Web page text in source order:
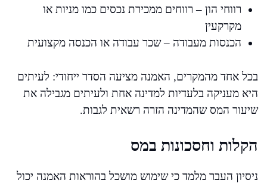
רווחי הון – רווחים ממכירת נכסים כמו מניות או
מקרקעין
הכנסות מעבודה – שכר עבודה או הכנסה מקצועית
בכל אחד מהמקרים, האמנה מציעה הסדר ייחודי: לעיתים
היא מעניקה בלעדיות למדינה אחת ולעיתים מגבילה את
שיעור המס שהמדינה הזרה רשאית לגבות.
הקלות וחסכונות במס
ניסיון העבר מלמד כי שימוש מושכל בהוראות האמנה יכול